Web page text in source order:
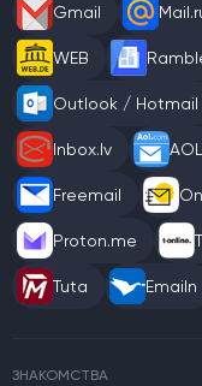
Gmail
WEB
Outlook / Hotmail
Inbox.lv
Freemail
Proton.me
Tuta Emailn
ЗНАКОМСТВА